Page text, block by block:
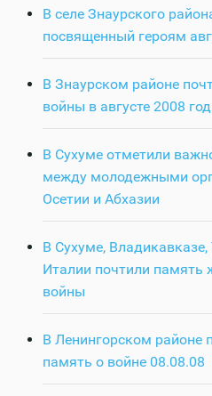
В селе Знаурского
посвященный героям
В Знаурском районе
войны в августе 2008
В Сухуме отметили
между молодежными
Осетии и Абхазии
В Сухуме,
Италии почтили память
войны
В Ленингорском районе
память о войне 08.08.08